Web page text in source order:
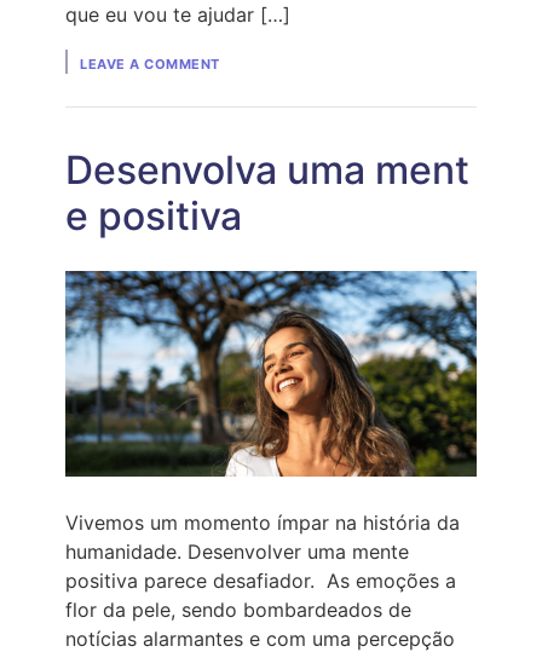
que eu vou te ajudar […]
LEAVE A COMMENT
ESPERANÇA
MOMENTOS
DIFÍCEIS
Desenvolva uma ment
e positiva
Vivemos um momento ímpar na história da
humanidade. Desenvolver uma mente
positiva parece desafiador. As emoções a
flor da pele, sendo bombardeados de
notícias alarmantes e com uma percepção